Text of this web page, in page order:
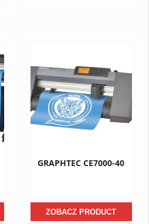
GRAPHTEC CE7000-40
ZOBACZ PRODUCT